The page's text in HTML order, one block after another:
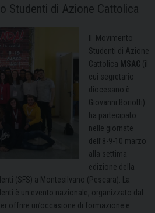
Studenti di Azione Cattolica
Il Movimento
Studenti di Azione
Cattolica MSAC (il
cui segretario
diocesano è
Giovanni Boriotti)
ha partecipato
nelle giornate
dell’8-9-10 marzo
alla settima
edizione della
(SFS) a Montesilvano (Pescara). La
è un evento nazionale, organizzato dal
offrire un’occasione di formazione e